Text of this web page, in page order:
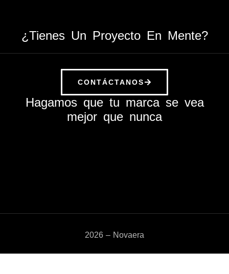
¿Tienes Un Proyecto En Mente?
CONTÁCTANOS
Hagamos que tu marca se vea
mejor que nunca
2026 – Novaera